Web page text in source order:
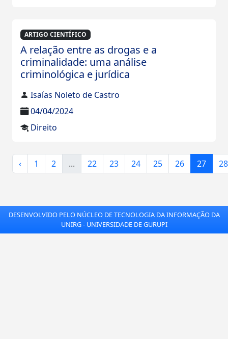
ARTIGO CIENTÍFICO
A relação entre as drogas e a
criminalidade: uma análise
criminológica e jurídica
Isaías Noleto de Castro
04/04/2024
Direito
‹ 1 2 ... 22 23 24 25 26 27 28
DESENVOLVIDO PELO NÚCLEO DE TECNOLOGIA DA INFORMAÇÃO DA
UNIRG - UNIVERSIDADE DE GURUPI